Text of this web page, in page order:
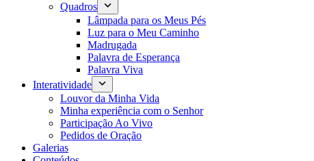
Quadros
Lâmpada para os Meus Pés
Luz para o Meu Caminho
Madrugada
Palavra de Esperança
Palavra Viva
Interatividade
Louvor da Minha Vida
Minha experiência com o Senhor
Participação Ao Vivo
Pedidos de Oração
Galerias